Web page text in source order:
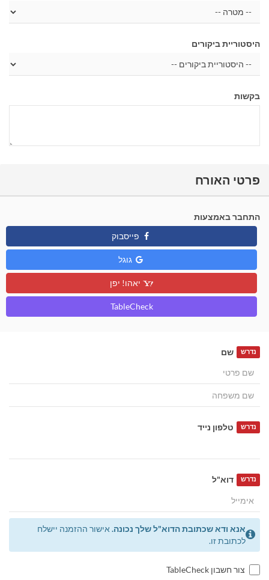
היסטוריית ביקורים
בקשות
פרטי האורח
התחבר באמצעות
פייסבוק
גוגל
יאהו! יפן
TableCheck
שם נדרש
טלפון נייד נדרש
דוא"ל נדרש
אנא ודא שכתובת הדוא"ל שלך נכונה. אישור ההזמנה יישלח
לכתובת זו.
צור חשבון TableCheck